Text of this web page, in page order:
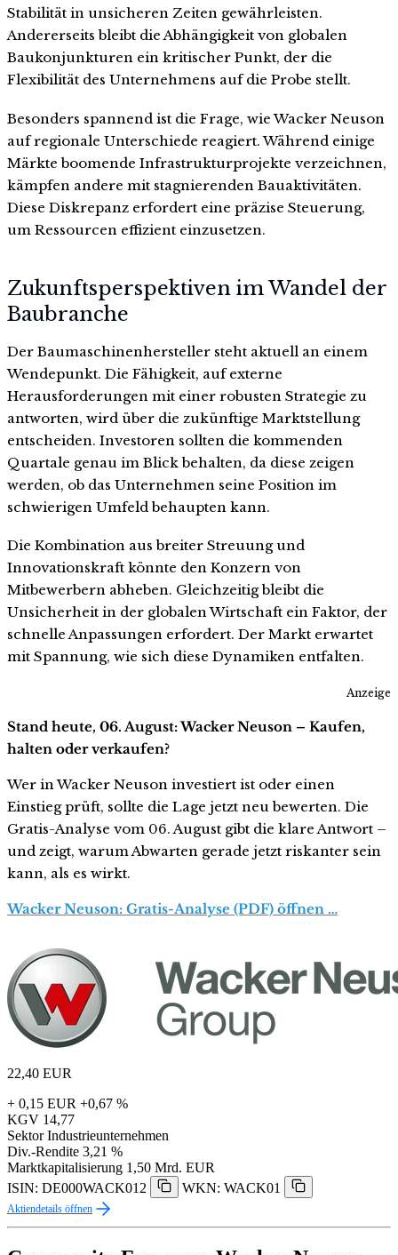
Stabilität in unsicheren Zeiten gewährleisten.
Andererseits bleibt die Abhängigkeit von globalen
Baukonjunkturen ein kritischer Punkt, der die
Flexibilität des Unternehmens auf die Probe stellt.
Besonders spannend ist die Frage, wie Wacker Neuson
auf regionale Unterschiede reagiert. Während einige
Märkte boomende Infrastrukturprojekte verzeichnen,
kämpfen andere mit stagnierenden Bauaktivitäten.
Diese Diskrepanz erfordert eine präzise Steuerung,
um Ressourcen effizient einzusetzen.
Zukunftsperspektiven im Wandel der
Baubranche
Der Baumaschinenhersteller steht aktuell an einem
Wendepunkt. Die Fähigkeit, auf externe
Herausforderungen mit einer robusten Strategie zu
antworten, wird über die zukünftige Marktstellung
entscheiden. Investoren sollten die kommenden
Quartale genau im Blick behalten, da diese zeigen
werden, ob das Unternehmen seine Position im
schwierigen Umfeld behaupten kann.
Die Kombination aus breiter Streuung und
Innovationskraft könnte den Konzern von
Mitbewerbern abheben. Gleichzeitig bleibt die
Unsicherheit in der globalen Wirtschaft ein Faktor, der
schnelle Anpassungen erfordert. Der Markt erwartet
mit Spannung, wie sich diese Dynamiken entfalten.
Anzeige
Stand heute, 06. August: Wacker Neuson – Kaufen,
halten oder verkaufen?
Wer in Wacker Neuson investiert ist oder einen
Einstieg prüft, sollte die Lage jetzt neu bewerten. Die
Gratis-Analyse vom 06. August gibt die klare Antwort –
und zeigt, warum Abwarten gerade jetzt riskanter sein
kann, als es wirkt.
Wacker Neuson: Gratis-Analyse (PDF) öffnen …
22,40 EUR
+ 0,15 EUR +0,67 %
KGV 14,77
Sektor Industrieunternehmen
Div.-Rendite 3,21 %
Marktkapitalisierung 1,50 Mrd. EUR
ISIN: DE000WACK012
WKN: WACK01
Aktiendetails öffnen